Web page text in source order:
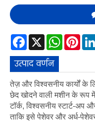
Facebook
X
उत्पाद वर्णन
तेज़ और विश्वसनीय कार्यों के
छेद खोदने वाली मशीन के रूप
टॉर्क, विश्वसनीय स्टार्ट-अप
ताकि इसे पेशेवर और अर्ध-